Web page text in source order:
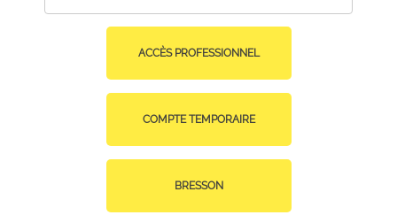
ACCÈS PROFESSIONNEL
COMPTE TEMPORAIRE
BRESSON